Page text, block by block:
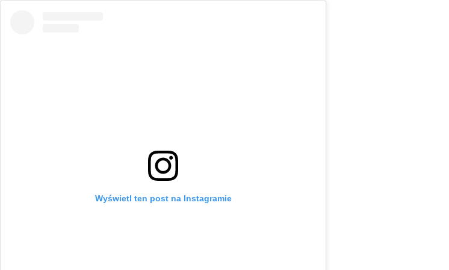
Wyświetl ten post na Instagramie